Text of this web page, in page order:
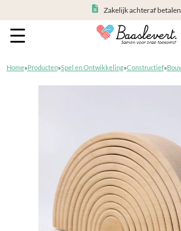
Zakelijk achteraf betalen
Home»Producten»Spel en Ontwikkeling»Constructief»